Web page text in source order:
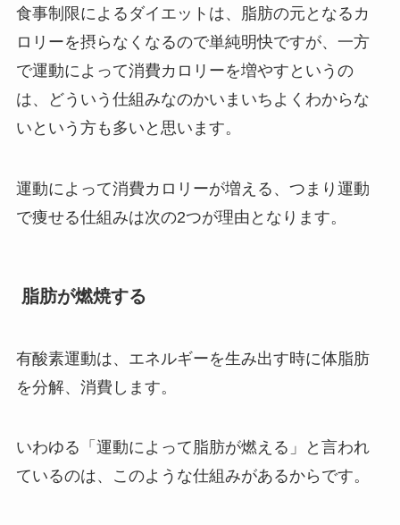
食事制限によるダイエットは、脂肪の元となるカ
ロリーを摂らなくなるので単純明快ですが、一方
で運動によって消費カロリーを増やすというの
は、どういう仕組みなのかいまいちよくわからな
いという方も多いと思います。
運動によって消費カロリーが増える、つまり運動
で痩せる仕組みは次の2つが理由となります。
脂肪が燃焼する
有酸素運動は、エネルギーを生み出す時に体脂肪
を分解、消費します。
いわゆる「運動によって脂肪が燃える」と言われ
ているのは、このような仕組みがあるからです。